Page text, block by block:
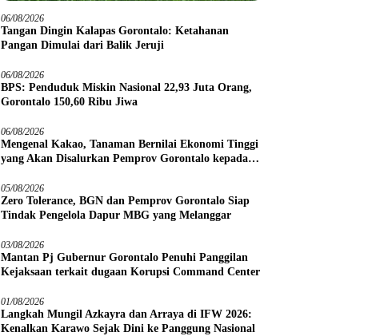
06/08/2026
Tangan Dingin Kalapas Gorontalo: Ketahanan
Pangan Dimulai dari Balik Jeruji
06/08/2026
BPS: Penduduk Miskin Nasional 22,93 Juta Orang,
Gorontalo 150,60 Ribu Jiwa
06/08/2026
Mengenal Kakao, Tanaman Bernilai Ekonomi Tinggi
yang Akan Disalurkan Pemprov Gorontalo kepada
05/08/2026
Zero Tolerance, BGN dan Pemprov Gorontalo Siap
Tindak Pengelola Dapur MBG yang Melanggar
03/08/2026
Mantan Pj Gubernur Gorontalo Penuhi Panggilan
Kejaksaan terkait dugaan Korupsi Command Center
01/08/2026
Langkah Mungil Azkayra dan Arraya di IFW 2026:
Kenalkan Karawo Sejak Dini ke Panggung Nasional